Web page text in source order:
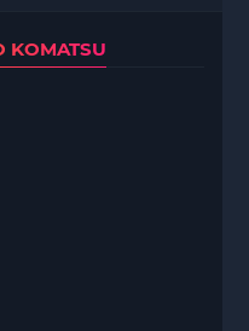
KOMATSU